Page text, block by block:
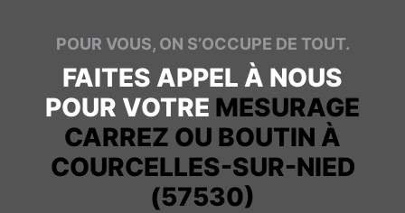
POUR VOUS, ON S’OCCUPE DE TOUT.
FAITES APPEL À NOUS
POUR VOTRE MESURAGE
CARREZ OU BOUTIN À
COURCELLES-SUR-NIED
(57530)